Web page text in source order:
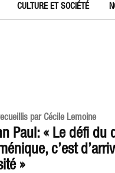
CULTURE ET SOCIÉTÉ
par Cécile Lemoine
Paul: « Le défi du
c’est
»